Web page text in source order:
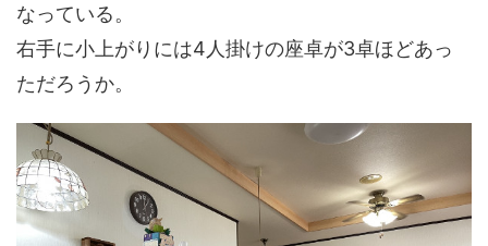
なっている。
右手に小上がりには4人掛けの座卓が3卓ほどあっ
ただろうか。